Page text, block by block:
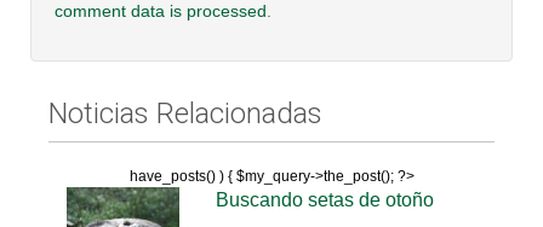
comment data is processed
Noticias Relacionadas
have_posts() ) { $my_query->the_post(); ?>
Buscando setas de otoño